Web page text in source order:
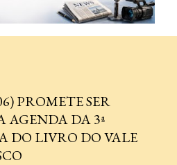
PROMETE SER
DA 3ª
DO LIVRO DO VALE